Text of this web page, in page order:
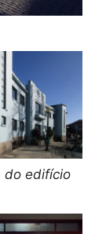
do edifício